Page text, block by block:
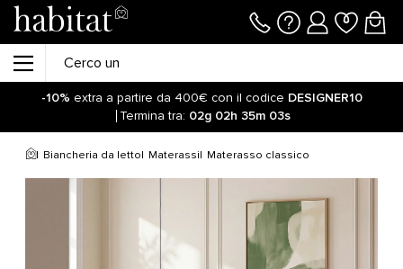
-10% extra a partire da 400€ con il codice DESIGNER10
Termina tra: 02g 02h 35m 03s
Biancheria da letto Materassi Materasso classico